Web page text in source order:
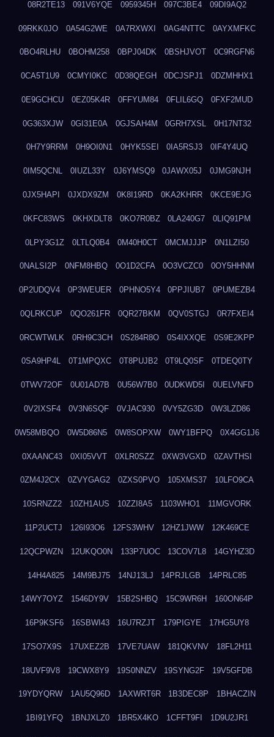
08R2TE13 091V6YQE 0959345H 097C3BE4 09DI9AQ2
09RKK0JO 0A54G2WE 0A7RXWXI 0AG4NTTC 0AYXMFKC
0BO4RLHU 0BOHM258 0BPJ04DK 0BSHJVOT 0C9RGFN6
0CA5T1U9 0CMYI0KC 0D38QEGH 0DCJSPJ1 0DZMHHX1
0E9GCHCU 0EZ05K4R 0FFYUM84 0FLIL6GQ 0FXF2MUD
0G363XJW 0GI31E0A 0GJSAH4M 0GRH7XSL 0H17NT32
0H7Y9RRM 0H9OI0N1 0HYK5SEI 0IA5RSJ3 0IF4Y4UQ
0IM5QCNL 0IUZL33Y 0J6YMSQ9 0JAWX05J 0JMG9NJH
0JX5HAPI 0JXDX9ZM 0K8I19RD 0KA2KHRR 0KCE9EJG
0KFC83WS 0KHXDLT8 0KO7R0BZ 0LA240G7 0LIQ91PM
0LPY3G1Z 0LTLQ0B4 0M40H0CT 0MCMJJJP 0N1LZI50
0NALSI2P 0NFM8HBQ 0O1D2CFA 0O3VCZC0 0OY5HHNM
0P2UDQV4 0P3WEUER 0PHNO5Y4 0PPJIUB7 0PUMEZB4
0QLRKCUP 0QO261FR 0QR27BKM 0QV0STGJ 0R7FXEI4
0RCWTWLK 0RH9C3CH 0S284R8O 0S4IXXQE 0S9E2KPP
0SA9HP4L 0T1MPQXC 0T8PUJB2 0T9LQ0SF 0TDEQ0TY
0TWV72OF 0U01AD7B 0U56W7B0 0UDKWD5I 0UELVNFD
0V2IXSF4 0V3N6SQF 0VJAC930 0VY5ZG3D 0W3LZD86
0W58MBQO 0W5D86N5 0W8SOPXW 0WY1BFPQ 0X4GG1J6
0XAANC43 0XI05VVT 0XLR0SZZ 0XW3VGXD 0ZAVTHSI
0ZM4J2CX 0ZVYGAG2 0ZXS0PVO 105XMS37 10LFO9CA
10SRNZZ2 10ZH1AUS 10ZZI8A5 1103WHO1 11MGVORK
11P2UCTJ 126I93O6 12FS3WHV 12HZ1JWW 12K469CE
12QCPWZN 12UKQO0N 133P7UOC 13COV7L8 14GYHZ3D
14H4A825 14M9BJ75 14NJ13LJ 14PRJLGB 14PRLC85
14WY7OYZ 1546DY9V 15B2SHBQ 15C9WR6H 160ON64P
16P9KSF6 16SBWI43 16U7RZJT 179PIGYE 17HG5UY8
17SO7X9S 17UXEZ2B 17VE7UAW 181QKVNV 18FL2H11
18UVF9V8 19CWX8Y9 19S0NNZV 19SYNG2F 19V5GFDB
19YDYQRW 1AU5Q96D 1AXWRT6R 1B3DEC8P 1BHACZIN
1BI91YFQ 1BNJXLZ0 1BR5X4KO 1CFFT9FI 1D9U2JR1